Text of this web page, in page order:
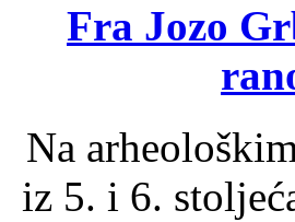
Fra Jozo
Na
iz 5. i 6.